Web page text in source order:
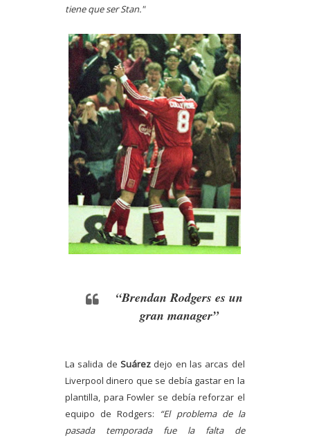
tiene que ser Stan."
“Brendan Rodgers es un
gran manager”
La salida deSuárez dejo en las arcas del
Liverpool dinero que se debía gastar en la
plantilla, para Fowler se debía reforzar el
equipo de Rodgers: “El problema de la
pasada temporada fue la falta de